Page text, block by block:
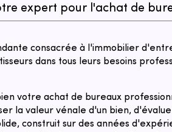
expert pour l'achat de
consacrée à l'immobilier
dans tous leurs besoins
votre achat de bureaux
la valeur vénale d'un bien,
construit sur des années